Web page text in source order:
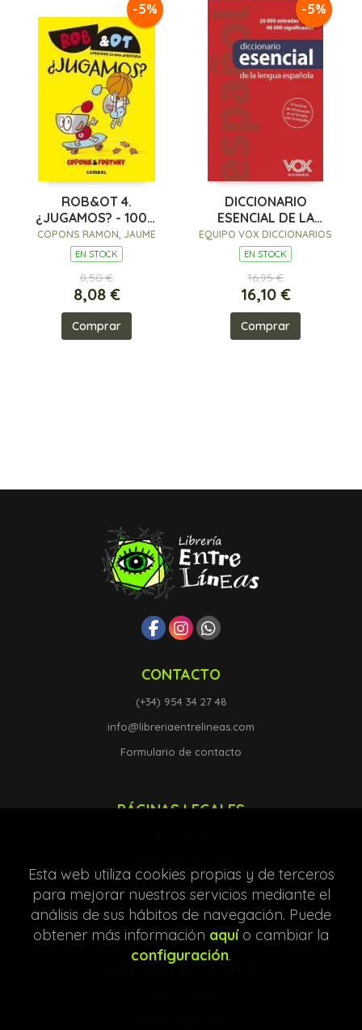
-5%
ROB&OT 4.
¿JUGAMOS? - 100%
PEFC
COPONS RAMON, JAUME
EN STOCK
8,50 €
8,08 €
Comprar
-5%
DICCIONARIO
ESENCIAL DE LA
LENGUA ESPAÑOLA
EQUIPO VOX DICCIONARIOS
EN STOCK
16,95 €
16,10 €
Comprar
CONTACTO
(+34) 954 34 27 48
info@libreriaentrelineas.com
Formulario de contacto
PÁGINAS LEGALES
Protección de datos
Política de Cookies
ATENCIÓN AL CLIENTE
Esta web utiliza cookies propias y de terceros
para mejorar nuestros servicios mediante el
análisis de sus hábitos de navegación. Puede
obtener más información aquío cambiar la
configuración.